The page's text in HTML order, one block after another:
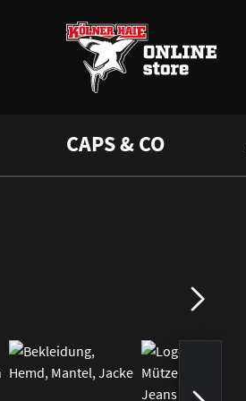
CAPS & CO